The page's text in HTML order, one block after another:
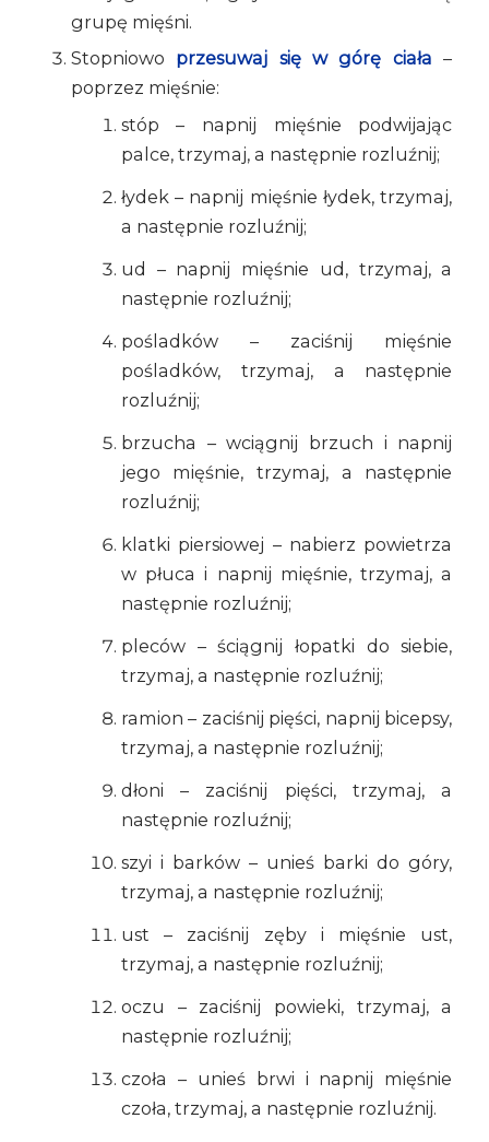
grupę mięśni.
Stopniowo przesuwaj się w górę ciała –
poprzez mięśnie:
stóp – napnij mięśnie podwijając
palce, trzymaj, a następnie rozluźnij;
łydek – napnij mięśnie łydek, trzymaj,
a następnie rozluźnij;
ud – napnij mięśnie ud, trzymaj, a
następnie rozluźnij;
pośladków – zaciśnij mięśnie
pośladków, trzymaj, a następnie
rozluźnij;
brzucha – wciągnij brzuch i napnij
jego mięśnie, trzymaj, a następnie
rozluźnij;
klatki piersiowej – nabierz powietrza
w płuca i napnij mięśnie, trzymaj, a
następnie rozluźnij;
pleców – ściągnij łopatki do siebie,
trzymaj, a następnie rozluźnij;
ramion – zaciśnij pięści, napnij bicepsy,
trzymaj, a następnie rozluźnij;
dłoni – zaciśnij pięści, trzymaj, a
następnie rozluźnij;
szyi i barków – unieś barki do góry,
trzymaj, a następnie rozluźnij;
ust – zaciśnij zęby i mięśnie ust,
trzymaj, a następnie rozluźnij;
oczu – zaciśnij powieki, trzymaj, a
następnie rozluźnij;
czoła – unieś brwi i napnij mięśnie
czoła, trzymaj, a następnie rozluźnij.